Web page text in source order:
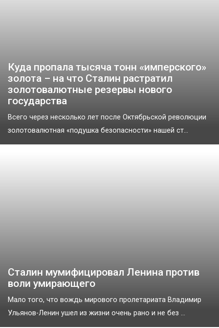
Куда пропала тысяча тонн «имперского»
золота – на что Сталин растратил
золотовалютные резервы нового
государства
Всего через несколько лет после Октябрьской революции
золотовалютная «подушка безопасности» нашей ст...
Сталин мумифицировал Ленина против
воли умирающего
Мало того, что вождь мирового пролетариата Владимир
Ульянов-Ленин ушел из жизни очень рано и не без ...